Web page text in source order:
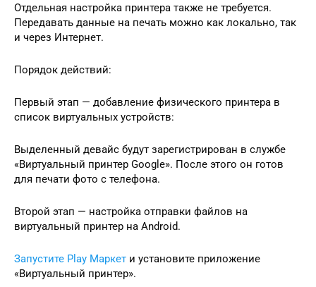
Отдельная настройка принтера также не требуется.
Передавать данные на печать можно как локально, так
и через Интернет.
Порядок действий:
Первый этап — добавление физического принтера в
список виртуальных устройств:
Выделенный девайс будут зарегистрирован в службе
«Виртуальный принтер Google». После этого он готов
для печати фото с телефона.
Второй этап — настройка отправки файлов на
виртуальный принтер на Android.
Запустите Play Маркет и установите приложение
«Виртуальный принтер».